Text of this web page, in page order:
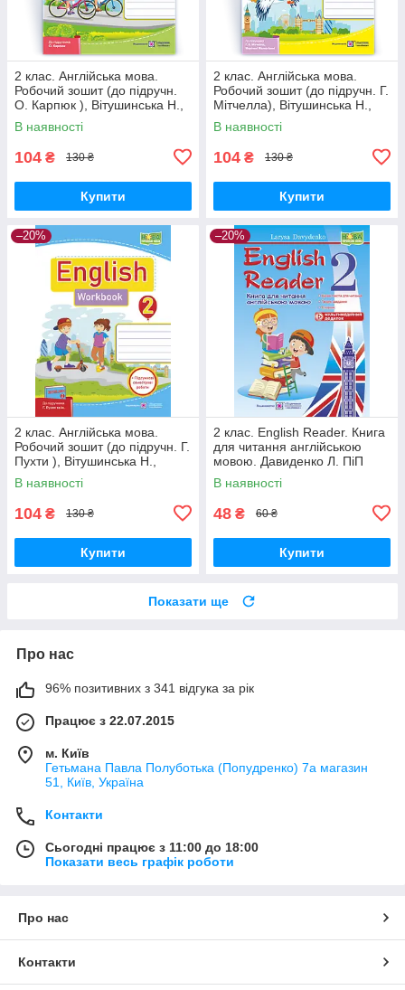
2 клас. Англійська мова.
Робочий зошит (до підручн.
О. Карпюк ), Вітушинська Н.,
Косован О. ПІП
В наявності
104 ₴ 130 ₴
Купити
2 клас. Англійська мова.
Робочий зошит (до підручн. Г.
Мітчелла), Вітушинська Н.,
Косован О. ПІП
В наявності
104 ₴ 130 ₴
Купити
–20%
2 клас. Англійська мова.
Робочий зошит (до підручн. Г.
Пухти ), Вітушинська Н.,
Косован О. ПІП
В наявності
104 ₴ 130 ₴
Купити
–20%
2 клас. English Reader. Книга
для читання англійською
мовою. Давиденко Л. ПіП
В наявності
48 ₴ 60 ₴
Купити
Показати ще
Про нас
96% позитивних з 341 відгука за рік
Працює з 22.07.2015
м. Київ
Гетьмана Павла Полуботька (Попудренко) 7а магазин
51, Київ, Україна
Контакти
Сьогодні працює з 11:00 до 18:00
Показати весь графік роботи
Про нас
Контакти